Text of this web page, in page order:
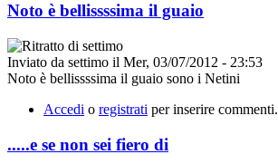
Noto è bellissssima il guaio
Inviato da settimo il Mer, 03/07/2012 - 23:53
Noto è bellissssima il guaio sono i Netini
Accedi o registrati per inserire commenti.
.....e se non sei fiero di